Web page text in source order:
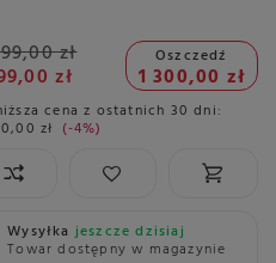
zł
zł
Oszczedź
1 300,00 zł
cena z ostatnich 30 dni:
zł -4%
Wysyłkajeszcze dzisiaj
Towar dostępny w magazynie